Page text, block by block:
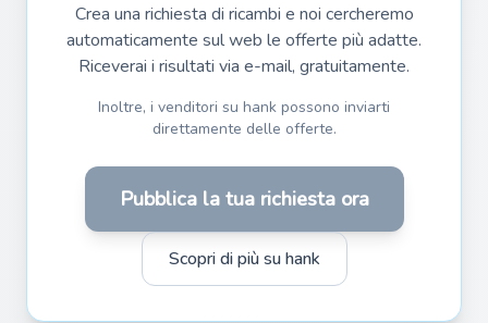
Crea una richiesta di ricambi e noi cercheremo
automaticamente sul web le offerte più adatte.
Riceverai i risultati via e-mail, gratuitamente.
Inoltre, i venditori su hank possono inviarti
direttamente delle offerte.
Pubblica la tua richiesta ora
Scopri di più su hank